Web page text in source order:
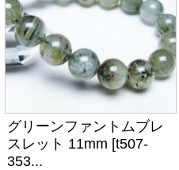
グリーンファントムブレ
スレット 11mm [t507-
353...